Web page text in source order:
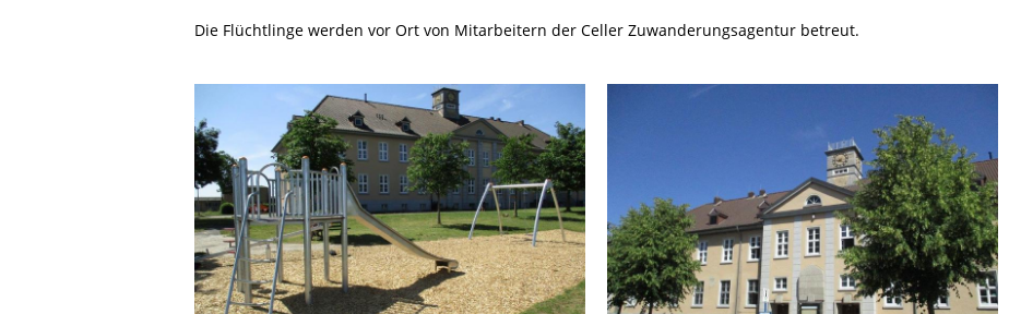
Die Flüchtlinge werden vor Ort von Mitarbeitern der Celler Zuwanderungsagentur betreut.